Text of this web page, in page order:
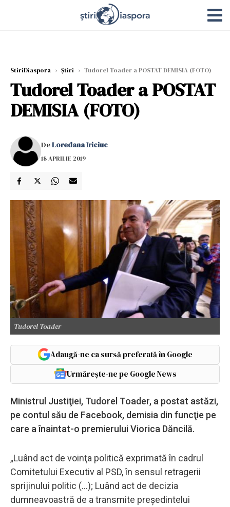
StiriDiaspora › Știri › Tudorel Toader a POSTAT DEMISIA (FOTO)
Tudorel Toader a POSTAT
DEMISIA (FOTO)
DeLoredana Iriciuc
18 APRILIE 2019
Tudorel Toader
Adaugă-ne ca sursă preferată în Google
Urmărește-ne pe Google News
Ministrul Justiţiei, Tudorel Toader, a postat astăzi,
pe contul său de Facebook, demisia din funcţie pe
care a înaintat-o premierului Viorica Dăncilă.
„Luând act de voinţa politică exprimată în cadrul
Comitetului Executiv al PSD, în sensul retragerii
sprijinului politic (...); Luând act de decizia
dumneavoastră de a transmite preşedintelui